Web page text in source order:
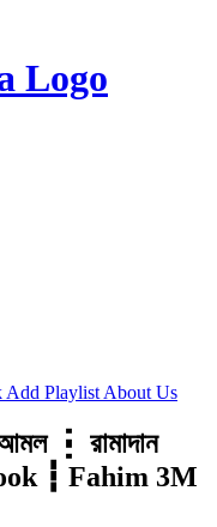
Add Playlist About Us
┇ রামাদান
┇ Fahim 3M